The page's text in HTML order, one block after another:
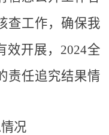
查工作，确保我
开展， 2024全
责任追究结果情
况